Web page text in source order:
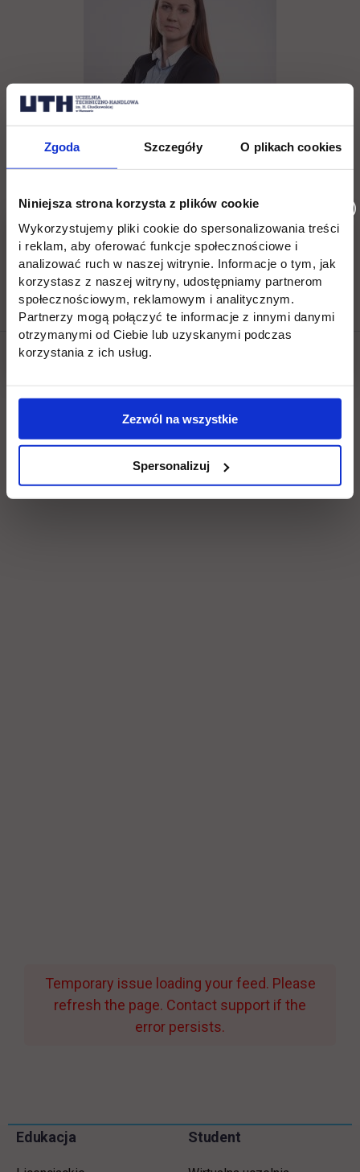
Zgoda Szczegóły O plikach cookies
Niniejsza strona korzysta z plików cookie
Wykorzystujemy pliki cookie do spersonalizowania treści
i reklam, aby oferować funkcje społecznościowe i
analizować ruch w naszej witrynie. Informacje o tym, jak
korzystasz z naszej witryny, udostępniamy partnerom
społecznościowym, reklamowym i analitycznym.
Partnerzy mogą połączyć te informacje z innymi danymi
otrzymanymi od Ciebie lub uzyskanymi podczas
korzystania z ich usług.
Zezwól na wszystkie
Spersonalizuj
tel. (22) 262 88 89,
rekrutacja.jagiellonska@uth.edu.pl
Zobacz, co u nas słychać
Filter network
All
Temporary issue loading your feed. Please
refresh the page. Contact support if the
error persists.
Pomiń
Informacje w stopce
Edukacja Student